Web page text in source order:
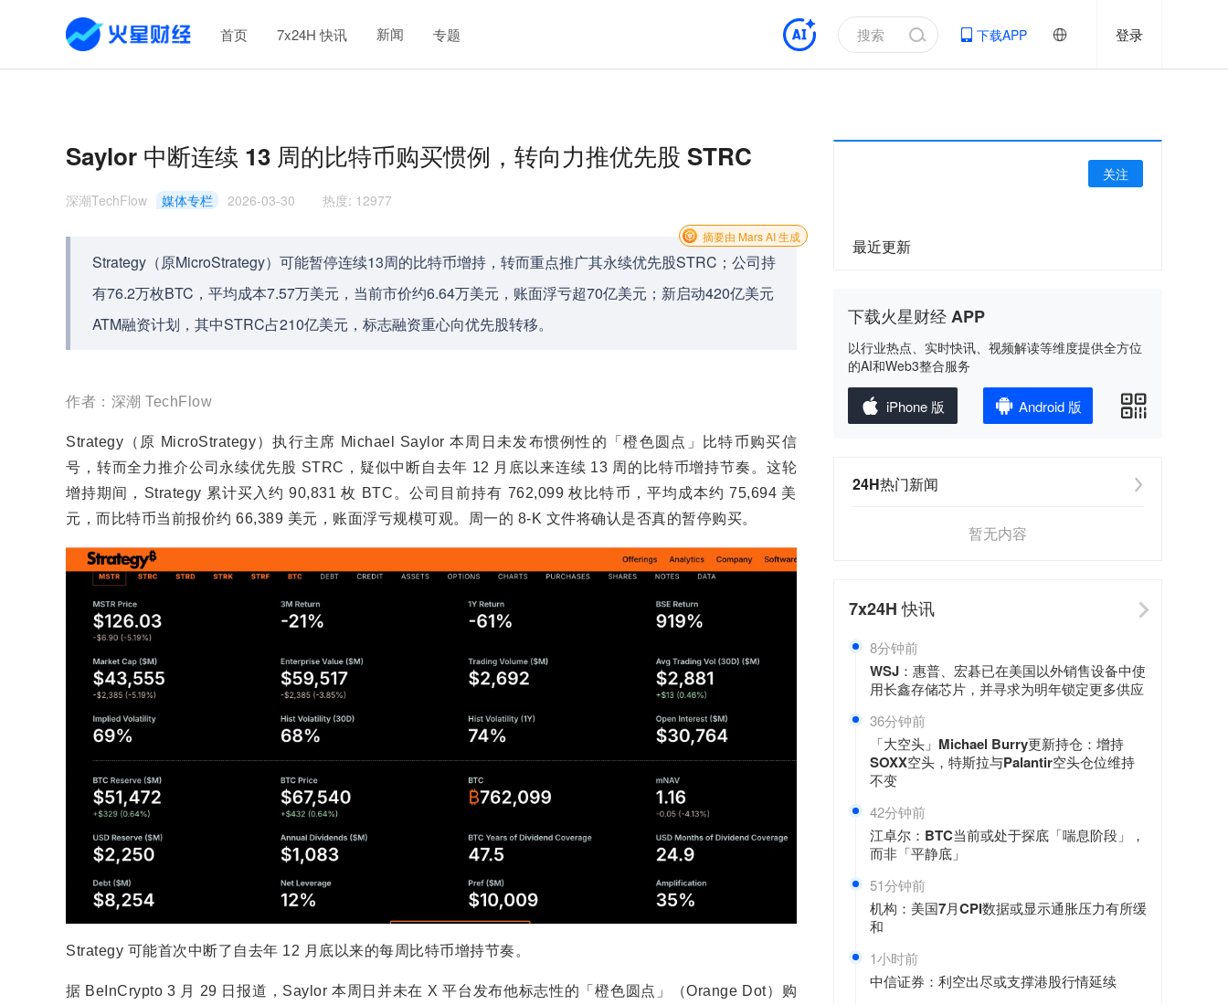
首页 7x24H 快讯 新闻 专题 下载APP 登录
Saylor 中断连续 13 周的比特币购买惯例，转向力推优先股 STRC
深潮TechFlow 媒体专栏 2026-03-30 热度: 12977
Strategy（原MicroStrategy）可能暂停连续13周的比特币增持，转而重点推广其永续优先股STRC；公司持
有76.2万枚BTC，平均成本7.57万美元，当前市价约6.64万美元，账面浮亏超70亿美元；新启动420亿美元
ATM融资计划，其中STRC占210亿美元，标志融资重心向优先股转移。
摘要由 Mars AI 生成
作者：深潮 TechFlow
Strategy（原 MicroStrategy）执行主席 Michael Saylor 本周日未发布惯例性的「橙色圆点」比特币购买信
号，转而全力推介公司永续优先股 STRC，疑似中断自去年 12 月底以来连续 13 周的比特币增持节奏。这轮
增持期间，Strategy 累计买入约 90,831 枚 BTC。公司目前持有 762,099 枚比特币，平均成本约 75,694 美
元，而比特币当前报价约 66,389 美元，账面浮亏规模可观。周一的 8-K 文件将确认是否真的暂停购买。
Strategy 可能首次中断了自去年 12 月底以来的每周比特币增持节奏。
据 BeInCrypto 3 月 29 日报道，Saylor 本周日并未在 X 平台发布他标志性的「橙色圆点」（Orange Dot）购
关注
最近更新
下载火星财经 APP
以行业热点、实时快讯、视频解读等维度提供全方位
的AI和Web3整合服务
iPhone 版 Android 版
24H热门新闻
暂无内容
7x24H快讯
8分钟前
WSJ：惠普、宏碁已在美国以外销售设备中使
用长鑫存储芯片，并寻求为明年锁定更多供应
36分钟前
「大空头」Michael Burry更新持仓：增持
SOXX空头，特斯拉与Palantir空头仓位维持
不变
42分钟前
江卓尔：BTC当前或处于探底「喘息阶段」，
而非「平静底」
51分钟前
机构：美国7月CPI数据或显示通胀压力有所缓
和
1小时前
中信证券：利空出尽或支撑港股行情延续